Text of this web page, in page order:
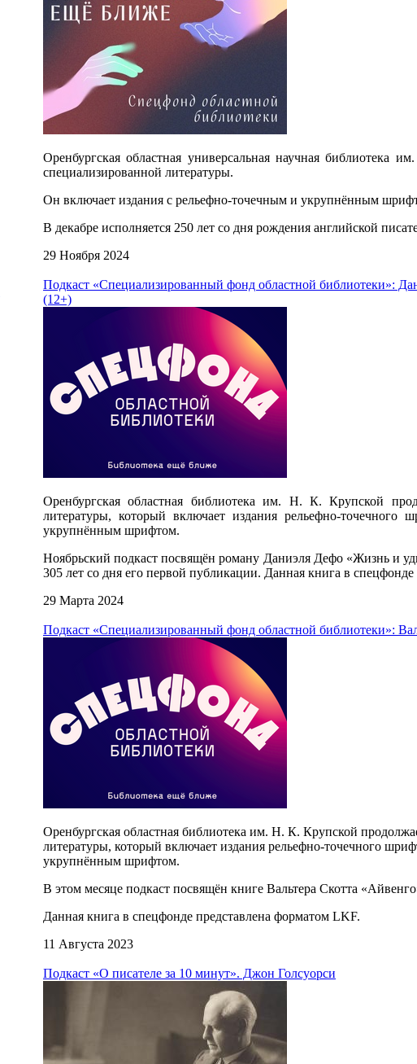
Оренбургская областная универсальная научная
специализированной литературы.
Он включает издания с рельефно-точечным и укрупнённым
В декабре исполняется 250 лет со дня рождения английской
29 Ноября 2024
Подкаст «Специализированный фонд областной библиотеки»:
(12+)
Оренбургская областная библиотека им. Н. К. Крупской
литературы, который включает издания рельефно-
укрупнённым шрифтом.
Ноябрьский подкаст посвящён роману Даниэля Дефо «Жизнь и
305 лет со дня его первой публикации. Данная книга в
29 Марта 2024
Подкаст «Специализированный фонд областной библиотеки»:
Оренбургская областная библиотека им. Н. К. Крупской
литературы, который включает издания рельефно-точечного
укрупнённым шрифтом.
В этом месяце подкаст посвящён книге Вальтера Скотта
Данная книга в спецфонде представлена форматом LKF.
11 Августа 2023
Подкаст «О писателе за 10 минут». Джон Голсуорси